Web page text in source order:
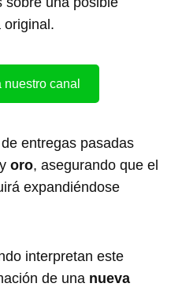
original.
canal
entregas pasadas
yoro, asegurando que el
expandiéndose
interpretan este
de una nueva